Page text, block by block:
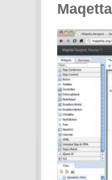
Maqetta